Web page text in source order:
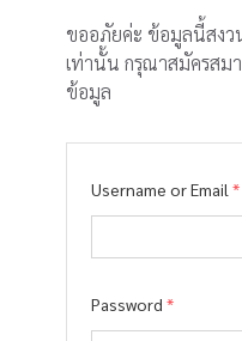
ขออภัยค่ะ ข้อมูลนี้สงว
เท่านั้น กรุณาสมัครสม
ข้อมูล
Username or Email*
Password*